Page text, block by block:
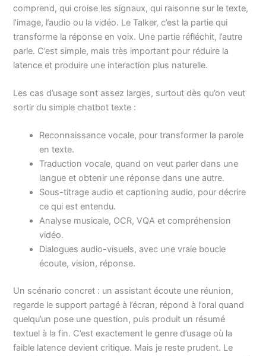
comprend, qui croise les signaux, qui raisonne sur le texte,
l’image, l’audio ou la vidéo. Le Talker, c’est la partie qui
transforme la réponse en voix. Une partie réfléchit, l’autre
parle. C’est simple, mais très important pour réduire la
latence et produire une interaction plus naturelle.
Les cas d’usage sont assez larges, surtout dès qu’on veut
sortir du simple chatbot texte :
Reconnaissance vocale, pour transformer la parole
en texte.
Traduction vocale, quand on veut parler dans une
langue et obtenir une réponse dans une autre.
Sous-titrage audio et captioning audio, pour décrire
ce qui est entendu.
Analyse musicale, OCR, VQA et compréhension
vidéo.
Dialogues audio-visuels, avec une vraie boucle
écoute, vision, réponse.
Un scénario concret : un assistant écoute une réunion,
regarde le support partagé à l’écran, répond à l’oral quand
quelqu’un pose une question, puis produit un résumé
textuel à la fin. C’est exactement le genre d’usage où la
faible latence devient critique. Mais je reste prudent. Le